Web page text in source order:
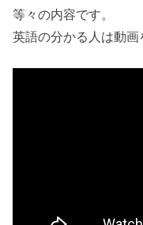
等々の内容です。
英語の分かる人は動画